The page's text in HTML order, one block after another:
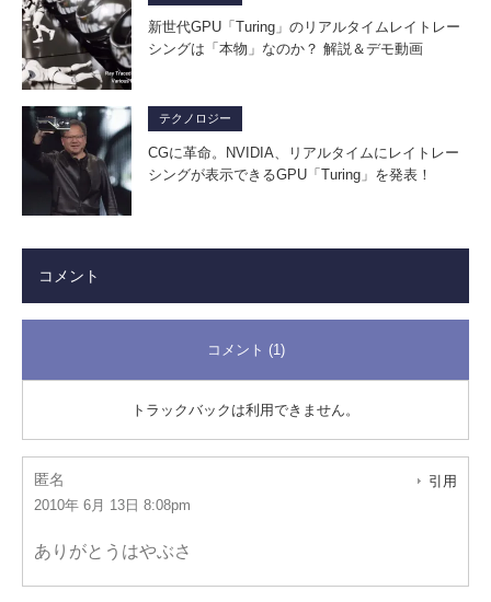
新世代GPU「Turing」のリアルタイムレイトレー
シングは「本物」なのか？ 解説＆デモ動画
テクノロジー
CGに革命。NVIDIA、リアルタイムにレイトレー
シングが表示できるGPU「Turing」を発表！
コメント
コメント (1)
トラックバックは利用できません。
匿名
2010年 6月 13日 8:08pm
引用
ありがとうはやぶさ